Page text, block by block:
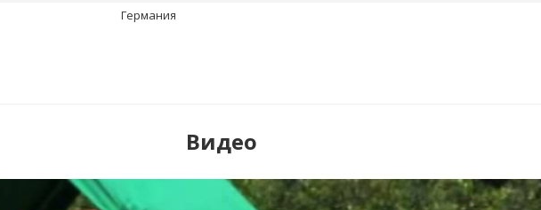
Германия
Видео